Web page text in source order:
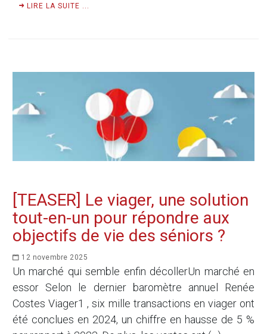
LIRE LA SUITE ...
[TEASER] Le viager, une solution
tout-en-un pour répondre aux
objectifs de vie des séniors ?
12 novembre 2025
Un marché qui semble enfin décollerUn marché en
essor Selon le dernier baromètre annuel Renée
Costes Viager1 , six mille transactions en viager ont
été conclues en 2024, un chiffre en hausse de 5 %